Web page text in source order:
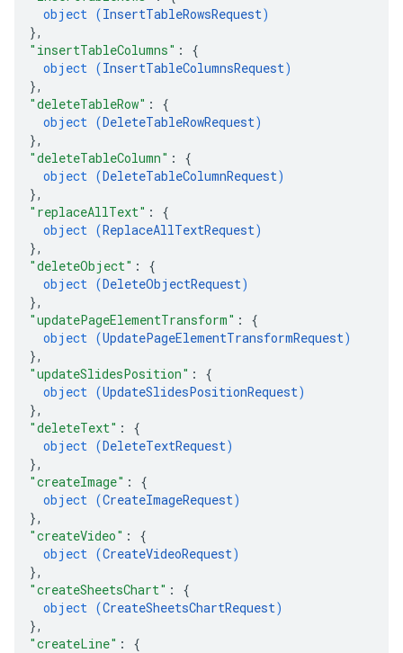
object (InsertTableRowsRequest)
},
"insertTableColumns" : {
object (InsertTableColumnsRequest)
},
"deleteTableRow" : {
object (DeleteTableRowRequest)
},
"deleteTableColumn" : {
object (DeleteTableColumnRequest)
},
"replaceAllText" : {
object (ReplaceAllTextRequest)
},
"deleteObject" : {
object (DeleteObjectRequest)
},
"updatePageElementTransform" : {
object (UpdatePageElementTransformRequest)
},
"updateSlidesPosition" : {
object (UpdateSlidesPositionRequest)
},
"deleteText" : {
object (DeleteTextRequest)
},
"createImage" : {
object (CreateImageRequest)
},
"createVideo" : {
object (CreateVideoRequest)
},
"createSheetsChart" : {
object (CreateSheetsChartRequest)
},
"createLine" : {